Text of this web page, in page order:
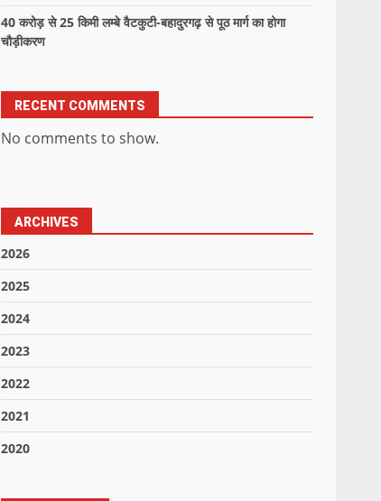
40 करोड़ से 25 किमी लम्बे वैटकुटी-बहादुरगढ़ से पूठ मार्ग का होगा
चौड़ीकरण
RECENT COMMENTS
No comments to show.
ARCHIVES
2026
2025
2024
2023
2022
2021
2020